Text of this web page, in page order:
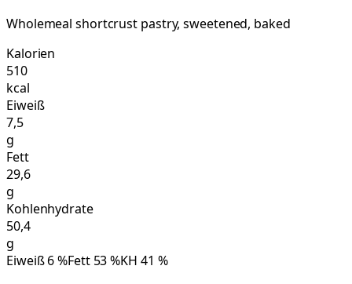
Wholemeal shortcrust pastry, sweetened, baked
Kalorien
510
kcal
Eiweiß
7,5
g
Fett
29,6
g
Kohlenhydrate
50,4
g
Eiweiß6%Fett 53%KH 41 %